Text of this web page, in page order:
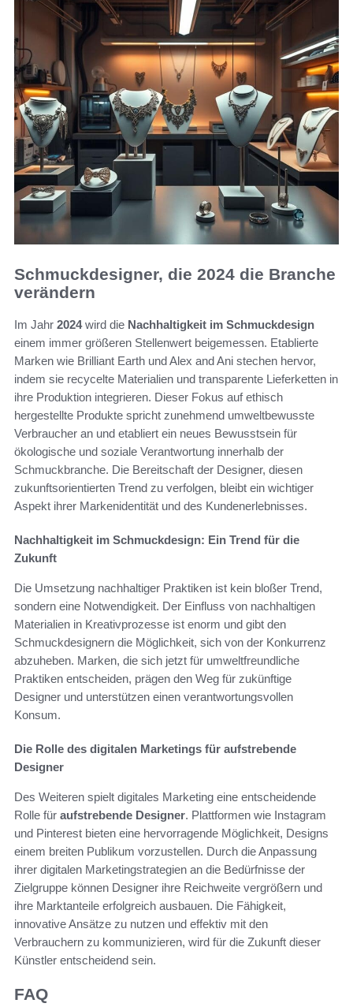
Schmuckdesigner, die 2024 die Branche
verändern
Im Jahr 2024wird die Nachhaltigkeit im Schmuckdesign
einem immer größeren Stellenwert beigemessen. Etablierte
Marken wie Brilliant Earth und Alex and Ani stechen hervor,
indem sie recycelte Materialien und transparente Lieferketten in
ihre Produktion integrieren. Dieser Fokus auf ethisch
hergestellte Produkte spricht zunehmend umweltbewusste
Verbraucher an und etabliert ein neues Bewusstsein für
ökologische und soziale Verantwortung innerhalb der
Schmuckbranche. Die Bereitschaft der Designer, diesen
zukunftsorientierten Trend zu verfolgen, bleibt ein wichtiger
Aspekt ihrer Markenidentität und des Kundenerlebnisses.
Nachhaltigkeit im Schmuckdesign: Ein Trend für die
Zukunft
Die Umsetzung nachhaltiger Praktiken ist kein bloßer Trend,
sondern eine Notwendigkeit. Der Einfluss von nachhaltigen
Materialien in Kreativprozesse ist enorm und gibt den
Schmuckdesignern die Möglichkeit, sich von der Konkurrenz
abzuheben. Marken, die sich jetzt für umweltfreundliche
Praktiken entscheiden, prägen den Weg für zukünftige
Designer und unterstützen einen verantwortungsvollen
Konsum.
Die Rolle des digitalen Marketings für aufstrebende
Designer
Des Weiteren spielt digitales Marketing eine entscheidende
Rolle für aufstrebende Designer. Plattformen wie Instagram
und Pinterest bieten eine hervorragende Möglichkeit, Designs
einem breiten Publikum vorzustellen. Durch die Anpassung
ihrer digitalen Marketingstrategien an die Bedürfnisse der
Zielgruppe können Designer ihre Reichweite vergrößern und
ihre Marktanteile erfolgreich ausbauen. Die Fähigkeit,
innovative Ansätze zu nutzen und effektiv mit den
Verbrauchern zu kommunizieren, wird für die Zukunft dieser
Künstler entscheidend sein.
FAQ